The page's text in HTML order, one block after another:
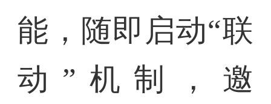
能，随即启动“联
动”机制，邀